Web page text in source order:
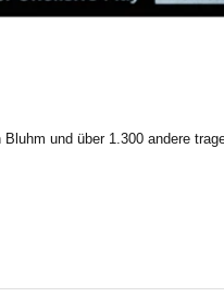
Bluhm und über 1.300 andere